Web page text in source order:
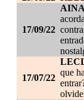
17/09/22
17/07/22
que